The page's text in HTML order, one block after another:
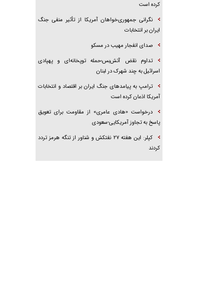
کرده است
نگرانی جمهوری‌خواهان آمریکا از تأثیر منفی جنگ
ایران بر انتخابات
صدای انفجار مهیب در مسکو
تداوم نقض آتش‌بس؛حمله توپخانه‌ای و پهپادی
اسرائیل به چند شهرک در لبنان
ترامپ به پیامدهای جنگ ایران بر اقتصاد و انتخابات
آمریکا اذعان کرده است
درخواست «هادی عامری» از مقاومت برای تعویق
پاسخ به تجاوز آمریکایی-سعودی
کپلر: این هفته ۲۷ نفتکش و شناور از تنگه هرمز تردد
کردند